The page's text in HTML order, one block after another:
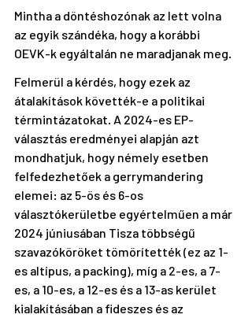
Mintha a döntéshozónak az lett volna
az egyik szándéka, hogy a korábbi
OEVK-k egyáltalán ne maradjanak meg.
Felmerül a kérdés, hogy ezek az
átalakítások követték-e a politikai
términtázatokat. A 2024-es EP-
választás eredményei alapján azt
mondhatjuk, hogy némely esetben
felfedezhetőek a gerrymandering
elemei: az 5-ös és 6-os
választókerületbe egyértelműen a már
2024 júniusában Tisza többségű
szavazóköröket tömörítették (ez az 1-
es altípus, a packing), míg a 2-es, a 7-
es, a 10-es, a 12-es és a 13-as kerület
kialakításában a fideszes és az